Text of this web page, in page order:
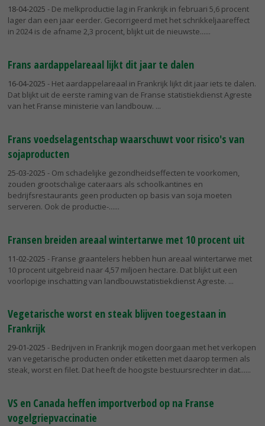
18-04-2025 - De melkproductie lag in Frankrijk in februari 5,6 procent
lager dan een jaar eerder. Gecorrigeerd met het schrikkeljaareffect
in 2024 is de afname 2,3 procent, blijkt uit de nieuwste...
Frans aardappelareaal lijkt dit jaar te dalen
16-04-2025 - Het aardappelareaal in Frankrijk lijkt dit jaar iets te dalen.
Dat blijkt uit de eerste raming van de Franse statistiekdienst Agreste
van het Franse ministerie van landbouw.
Frans voedselagentschap waarschuwt voor risico's van
sojaproducten
25-03-2025 - Om schadelijke gezondheidseffecten te voorkomen,
zouden grootschalige cateraars als schoolkantines en
bedrijfsrestaurants geen producten op basis van soja moeten
serveren. Ook de productie-...
Fransen breiden areaal wintertarwe met 10 procent uit
11-02-2025 - Franse graantelers hebben hun areaal wintertarwe met
10 procent uitgebreid naar 4,57 miljoen hectare. Dat blijkt uit een
voorlopige inschatting van landbouwstatistiekdienst Agreste.
Vegetarische worst en steak blijven toegestaan in
Frankrijk
29-01-2025 - Bedrijven in Frankrijk mogen doorgaan met het verkopen
van vegetarische producten onder etiketten met daarop termen als
steak, worst en filet. Dat heeft de hoogste bestuursrechter in dat...
VS en Canada heffen importverbod op na Franse
vogelgriepvaccinatie